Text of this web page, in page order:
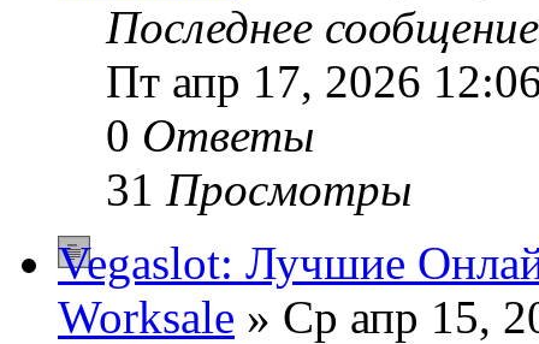
Последнее
Пт апр 17, 2026
0 Ответы
31 Просмотры
Vegaslot: Лучшие
Worksale » Ср апр 15,